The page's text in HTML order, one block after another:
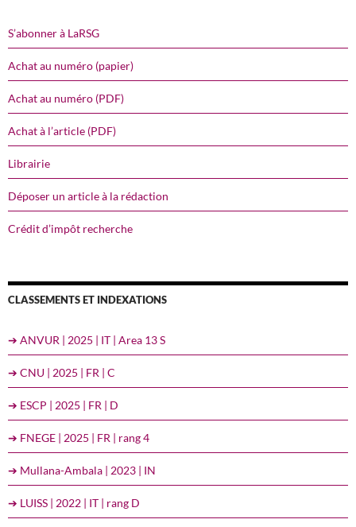
S’abonner à LaRSG
Achat au numéro (papier)
Achat au numéro (PDF)
Achat à l’article (PDF)
Librairie
Déposer un article à la rédaction
Crédit d’impôt recherche
CLASSEMENTS ET INDEXATIONS
➔ ANVUR | 2025 | IT | Area 13 S
➔ CNU | 2025 | FR | C
➔ ESCP | 2025 | FR | D
➔ FNEGE | 2025 | FR | rang 4
➔ Mullana-Ambala | 2023 | IN
➔ LUISS | 2022 | IT | rang D